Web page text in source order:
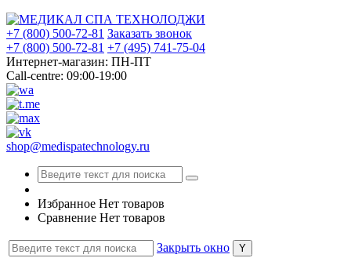
+7 (800) 500-72-81 Заказать звонок
+7 (800) 500-72-81 +7 (495) 741-75-04
Интернет-магазин: ПН-ПТ
Call-centre: 09:00-19:00
shop@medispatechnology.ru
Избранное Нет товаров
Сравнение Нет товаров
Закрыть окно